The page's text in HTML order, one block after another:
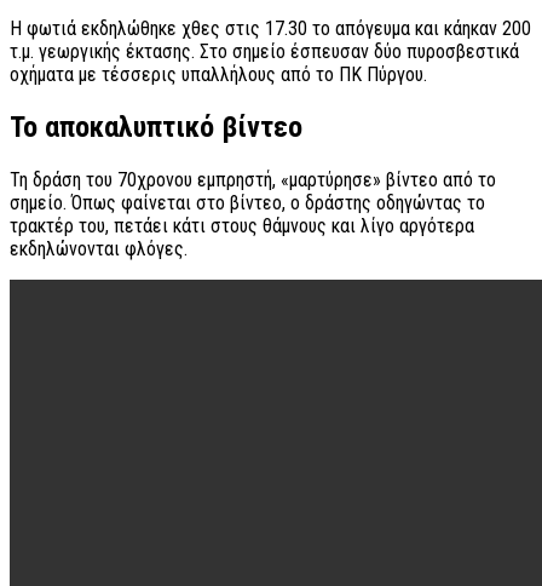
Η φωτιά εκδηλώθηκε χθες στις 17.30 το απόγευμα και κάηκαν 200
τ.μ. γεωργικής έκτασης. Στο σημείο έσπευσαν δύο πυροσβεστικά
οχήματα με τέσσερις υπαλλήλους από το ΠΚ Πύργου.
Το αποκαλυπτικό βίντεο
Τη δράση του 70χρονου εμπρηστή, «μαρτύρησε» βίντεο από το
σημείο. Όπως φαίνεται στο βίντεο, ο δράστης οδηγώντας το
τρακτέρ του, πετάει κάτι στους θάμνους και λίγο αργότερα
εκδηλώνονται φλόγες.